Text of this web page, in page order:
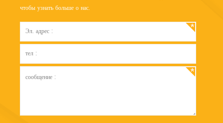
чтобы узнать больше о нас.